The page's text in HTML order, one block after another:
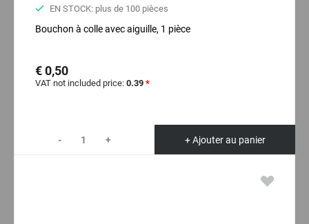
EN STOCK: plus de 100 pièces
Bouchon à colle avec aiguille, 1 pièce
€ 0,50
VAT not included price: 0.39 *
- + + Ajouter au panier